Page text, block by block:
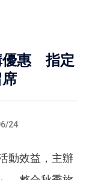
優惠 指定
24
動效益，主辦